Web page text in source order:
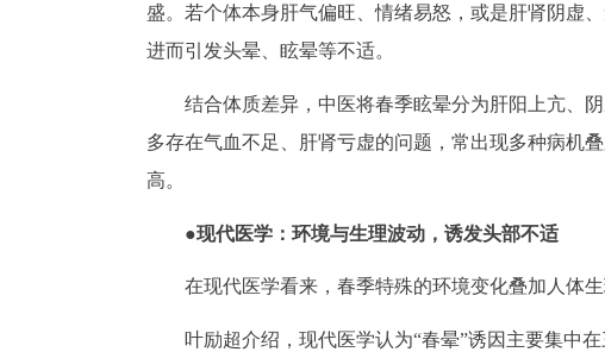
盛。若个体本身肝气偏旺、情绪易怒，或是肝肾阴虚
进而引发头晕、眩晕等不适。
结合体质差异，中医将春季眩晕分为肝阳上亢、
多存在气血不足、肝肾亏虚的问题，常出现多种病机
高。
●现代医学：环境与生理波动，诱发头部不适
在现代医学看来，春季特殊的环境变化叠加人体
叶励超介绍，现代医学认为“春晕”诱因主要集中